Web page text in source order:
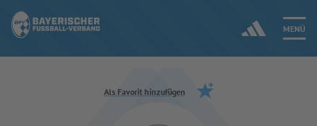
MENÜ
Jetzt einloggen
Als Favorit hinzufügen